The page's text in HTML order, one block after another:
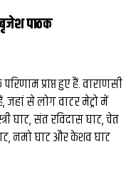
पाठक
प्राप्त हुए हैं. वाराणसी
जहां से लोग वाटर मेट्रो में
घाट, संत रविदास घाट, चेत
नमो घाट और केशव घाट